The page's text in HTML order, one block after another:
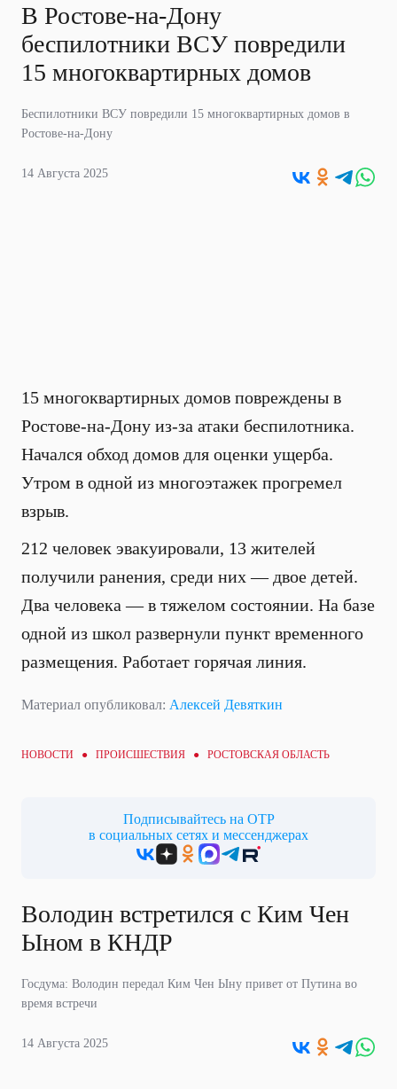
В Ростове-на-Дону
беспилотники ВСУ повредили
15 многоквартирных домов
Беспилотники ВСУ повредили 15 многоквартирных домов в
Ростове-на-Дону
14 Августа 2025
15 многоквартирных домов повреждены в
Ростове-на-Дону из-за атаки беспилотника.
Начался обход домов для оценки ущерба.
Утром в одной из многоэтажек прогремел
взрыв.
212 человек эвакуировали, 13 жителей
получили ранения, среди них — двое детей.
Два человека — в тяжелом состоянии. На базе
одной из школ развернули пункт временного
размещения. Работает горячая линия.
Материал опубликовал: Алексей Девяткин
НОВОСТИ ● ПРОИСШЕСТВИЯ ● РОСТОВСКАЯ ОБЛАСТЬ
Подписывайтесь на ОТР
в социальных сетях и мессенджерах
Володин встретился с Ким Чен
Ыном в КНДР
Госдума: Володин передал Ким Чен Ыну привет от Путина во
время встречи
14 Августа 2025